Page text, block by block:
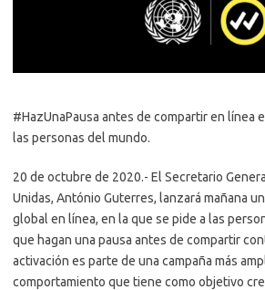
#HazUnaPausa antes de compartir en línea
las personas del mundo.
20 de octubre de 2020.- El Secretario
Unidas, António Guterres, lanzará mañana
global en línea, en la que se pide a las
que hagan una pausa antes de compartir
activación es parte de una campaña más
comportamiento que tiene como objetivo